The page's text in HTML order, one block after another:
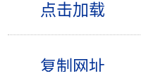
点击加载